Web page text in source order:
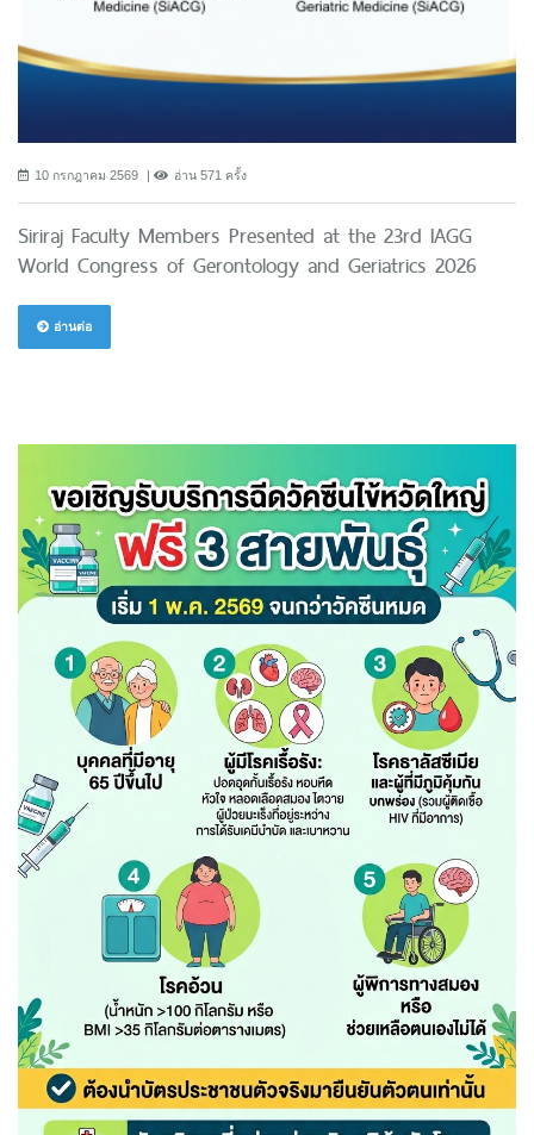
10 กรกฎาคม 2569 อ่าน 571 ครั้ง
Siriraj Faculty Members Presented at the 23rd IAGG
World Congress of Gerontology and Geriatrics 2026
อ่านต่อ